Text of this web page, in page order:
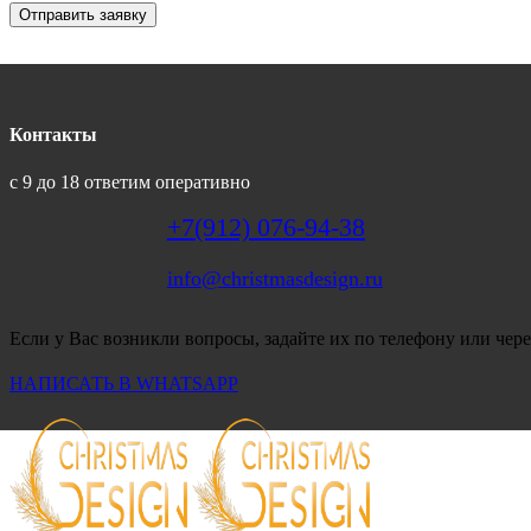
Отправить заявку
Контакты
с 9 до 18 ответим оперативно
+7(912) 076-94-38
info@christmasdesign.ru
Если у Вас возникли вопросы, задайте их по телефону или
НАПИСАТЬ В WHATSAPP